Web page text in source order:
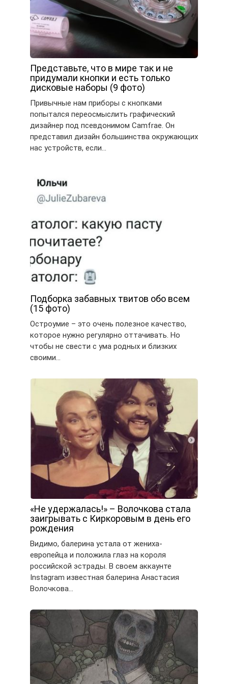
Представьте, что в мире так и не
придумали кнопки и есть только
дисковые наборы (9 фото)
Привычные нам приборы с кнопками
попытался переосмыслить графический
дизайнер под псевдонимом Camfrae. Он
представил дизайн большинства окружающих
нас устройств, если…
Подборка забавных твитов обо всем
(15 фото)
Остроумие – это очень полезное качество,
которое нужно регулярно оттачивать. Но
чтобы не свести с ума родных и близких
своими…
«Не удержалась!» – Волочкова стала
заигрывать с Киркоровым в день его
рождения
Видимо, балерина устала от жениха-
европейца и положила глаз на короля
российской эстрады. В своем аккаунте
Instagram известная балерина Анастасия
Волочкова…